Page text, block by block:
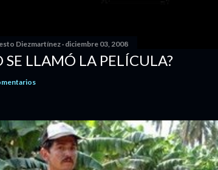
Diezmartínez diciembre 03, 2008
SE LLAMÓ LA PELÍCULA?